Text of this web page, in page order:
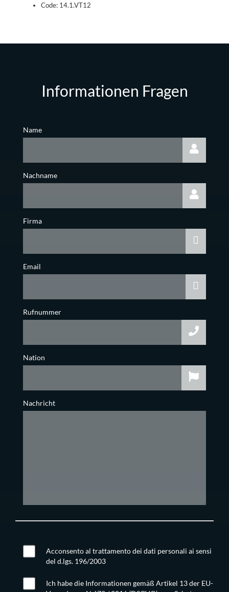
Code: 14.1.VT12
Informationen Fragen
Name
Nachname
Firma
Email
Rufnummer
Nation
Nachricht
Acconsento al trattamento dei dati personali ai sensi
del d.lgs. 196/2003
Ich habe die Informationen gemäß Artikel 13 der EU-